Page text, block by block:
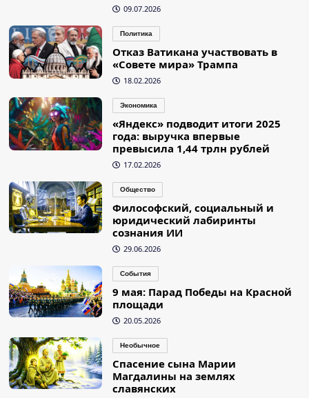
09.07.2026
Политика
Отказ Ватикана участвовать в
«Совете мира» Трампа
18.02.2026
Экономика
«Яндекс» подводит итоги 2025
года: выручка впервые
превысила 1,44 трлн рублей
17.02.2026
Общество
Философский, социальный и
юридический лабиринты
сознания ИИ
29.06.2026
События
9 мая: Парад Победы на Красной
площади
20.05.2026
Необычное
Спасение сына Марии
Магдалины на землях
славянских